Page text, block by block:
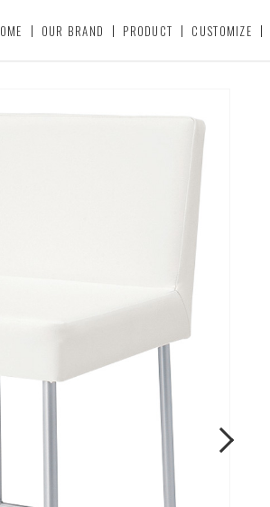
OUR BRAND PRODUCT CUSTOMIZE
Next